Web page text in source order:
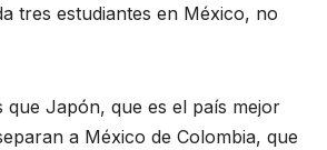
tres estudiantes en México, no
Japón, que es el país mejor
a México de Colombia, que